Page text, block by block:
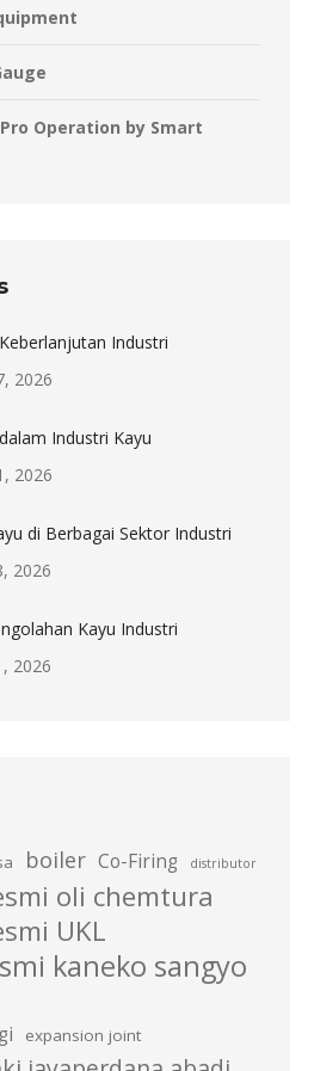
Operation by Smart
Industri
2026
Industri Kayu
2026
di Berbagai Sektor Industri
2026
Kayu Industri
2026
boiler Co-Firing distributor
oli chemtura
UKL
kaneko sangyo
expansion joint